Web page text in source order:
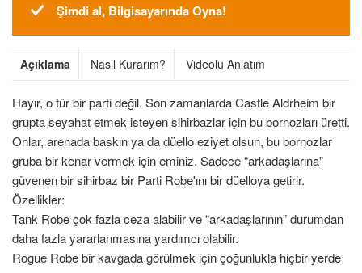
Şimdi al, Bilgisayarında Oyna!
Açıklama Nasıl Kurarım? Videolu Anlatım
Hayır, o tür bir parti değil. Son zamanlarda Castle Aldrheim bir
grupta seyahat etmek isteyen sihirbazlar için bu bornozları üretti.
Onlar, arenada baskın ya da düello eziyet olsun, bu bornozlar
gruba bir kenar vermek için eminiz. Sadece “arkadaşlarına”
güvenen bir sihirbaz bir Parti Robe'ını bir düelloya getirir.
Özellikler:
Tank Robe çok fazla ceza alabilir ve “arkadaşlarının” durumdan
daha fazla yararlanmasına yardımcı olabilir.
Rogue Robe bir kavgada görülmek için çoğunlukla hiçbir yerde